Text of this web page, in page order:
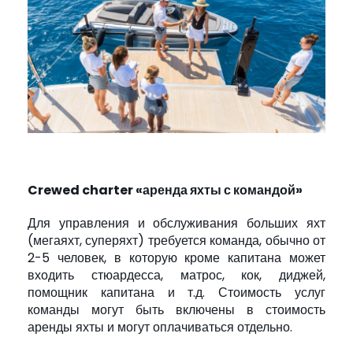
Crewed charter «аренда яхты с командой»
Для управления и обслуживания больших яхт
(мегаяхт, суперяхт) требуется команда, обычно от
2-5 человек, в которую кроме капитана может
входить стюардесса, матрос, кок, диджей,
помощник капитана и т.д. Стоимость услуг
команды могут быть включены в стоимость
аренды яхты и могут оплачиваться отдельно.